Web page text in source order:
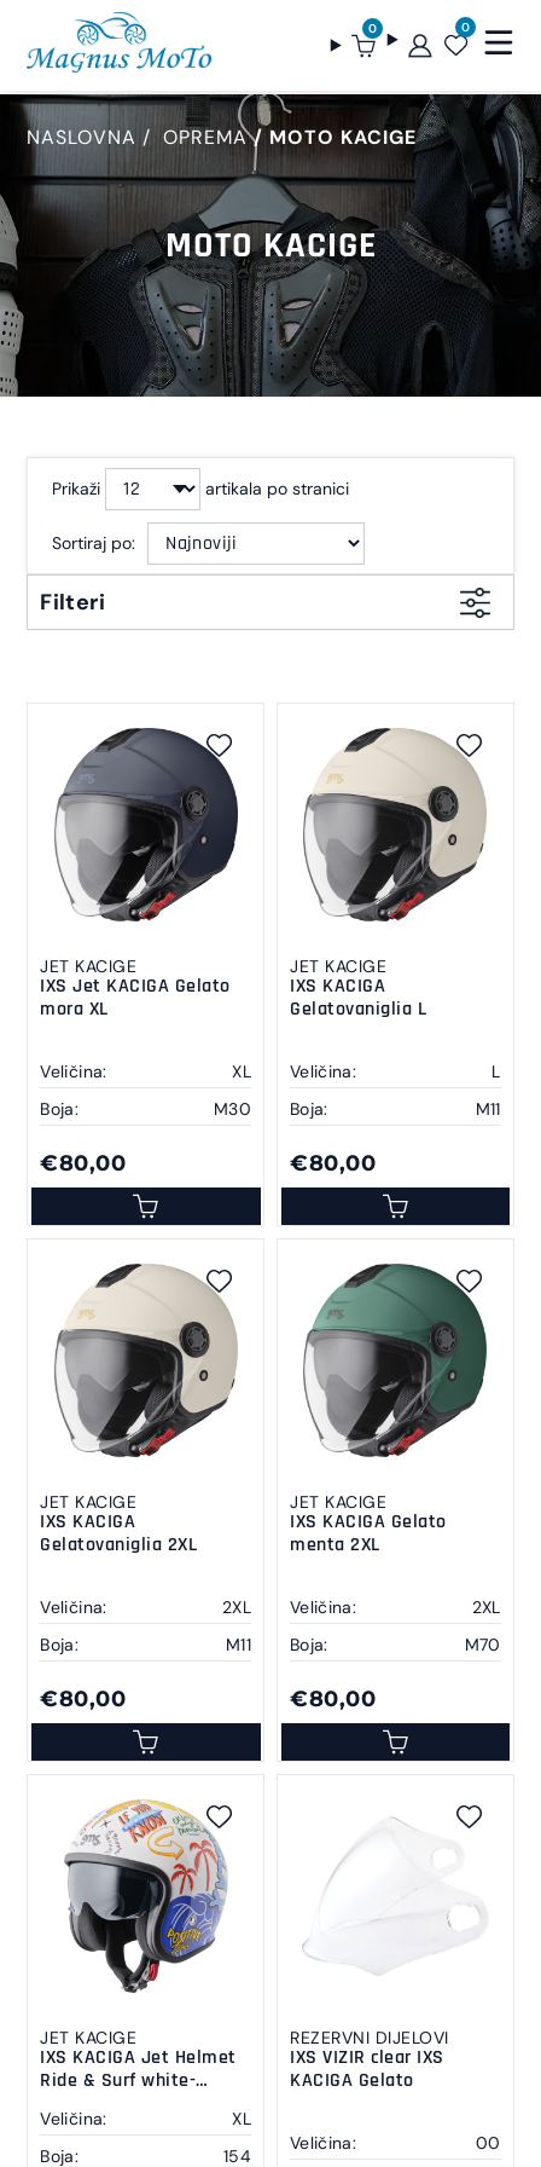
0 0
NASLOVNA OPREMA MOTO KACIGE
MOTO KACIGE
Prikaži artikala po stranici
Sortiraj po:
Filteri
JET KACIGE
IXS Jet KACIGA Gelato
mora XL
Veličina:
XL
Boja:
M30
€80,00
JET KACIGE
IXS KACIGA
Gelatovaniglia L
Veličina:
L
Boja:
M11
€80,00
JET KACIGE
IXS KACIGA
Gelatovaniglia 2XL
Veličina:
2XL
Boja:
M11
€80,00
JET KACIGE
IXS KACIGA Gelato
menta 2XL
Veličina:
2XL
Boja:
M70
€80,00
JET KACIGE
IXS KACIGA Jet Helmet
Ride & Surf white-
vibes XL
Veličina:
XL
Boja:
154
REZERVNI DIJELOVI
IXS VIZIR clear IXS
KACIGA Gelato
Veličina: 00